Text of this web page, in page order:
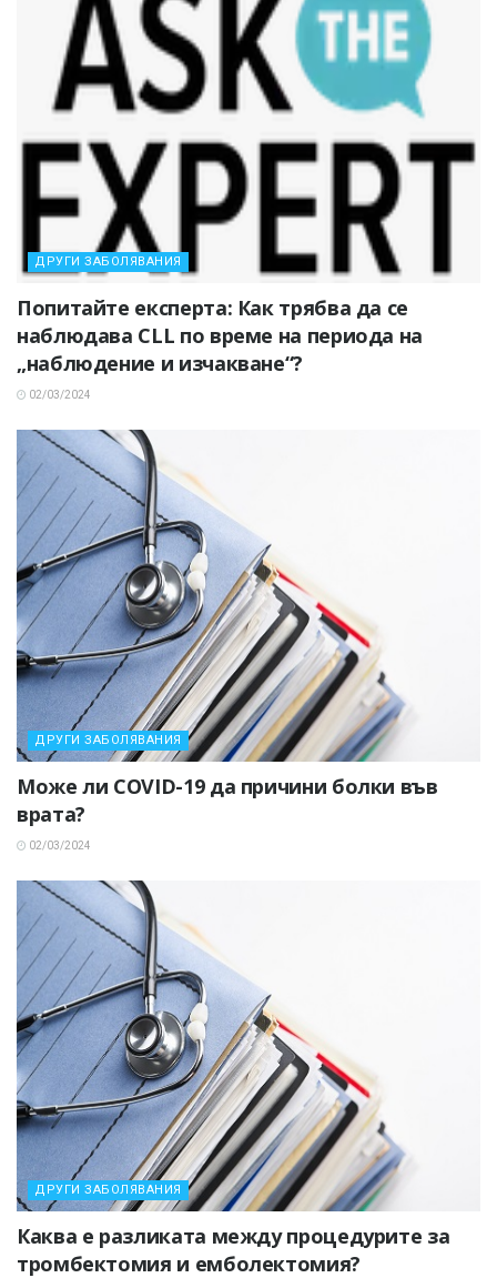
ДРУГИ ЗАБОЛЯВАНИЯ
Попитайте експерта: Как трябва да се
наблюдава CLL по време на периода на
„наблюдение и изчакване“?
02/03/2024
ДРУГИ ЗАБОЛЯВАНИЯ
Може ли COVID-19 да причини болки във
врата?
02/03/2024
ДРУГИ ЗАБОЛЯВАНИЯ
Каква е разликата между процедурите за
тромбектомия и емболектомия?